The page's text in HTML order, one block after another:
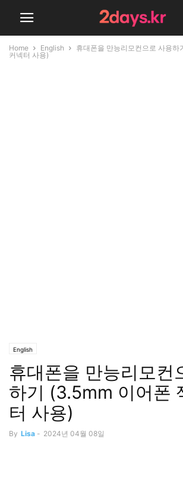
Home English
휴대폰을 만능리모컨으로 사용하
커넥터 사용)
English
휴대폰을 만능리모컨
하기 (3.5mm 이어폰
터 사용)
By Lisa - 2024년 04월 08일